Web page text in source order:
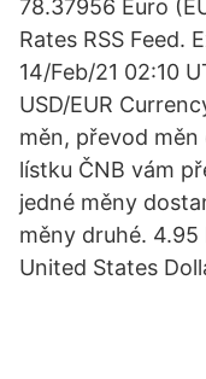
78.37956 Euro
Rates RSS Feed.
14/Feb/21 02:10
USD/EUR
měn, převod
lístku ČNB vám
jedné měny
měny druhé. 4.95
United States